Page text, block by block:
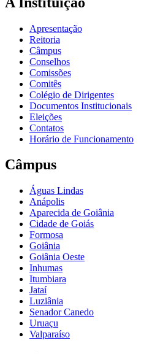
Apresentação
Reitoria
Câmpus
Conselhos
Comissões
Comitês
Colégio de Dirigentes
Documentos Institucionais
Eleições
Contatos
Horário de Funcionamento
Câmpus
Águas Lindas
Anápolis
Aparecida de Goiânia
Cidade de Goiás
Formosa
Goiânia
Goiânia Oeste
Inhumas
Itumbiara
Jataí
Luziânia
Senador Canedo
Uruaçu
Valparaíso